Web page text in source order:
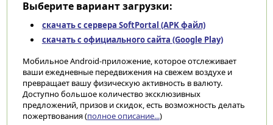
Выберите вариант загрузки:
скачать с сервера SoftPortal (APK файл)
скачать с официального сайта (Google Play)
Мобильное Android-приложение, которое отслеживает
ваши ежедневные передвижения на свежем воздухе и
превращает вашу физическую активность в валюту.
Доступно большое количество эксклюзивных
предложений, призов и скидок, есть возможность делать
пожертвования (полное описание...)